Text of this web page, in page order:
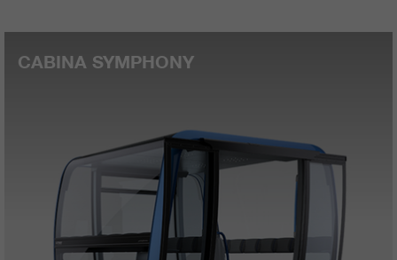
CABINA SYMPHONY